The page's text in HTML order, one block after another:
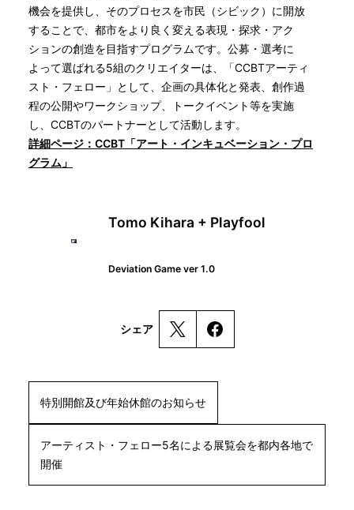
機会を提供し、そのプロセスを市民（シビック）に開放
することで、都市をより良く変える表現・探求・アク
ションの創造を目指すプログラムです。公募・選考に
よって選ばれる5組のクリエイターは、「CCBTアーティ
スト・フェロー」として、企画の具体化と発表、創作過
程の公開やワークショップ、トークイベント等を実施
し、CCBTのパートナーとして活動します。
詳細ページ：CCBT「アート・インキュベーション・プロ
グラム」
Tomo Kihara + Playfool
Deviation Game ver 1.0
シェア
特別開館及び年始休館のお知らせ
アーティスト・フェロー5名による展覧会を都内各地で
開催